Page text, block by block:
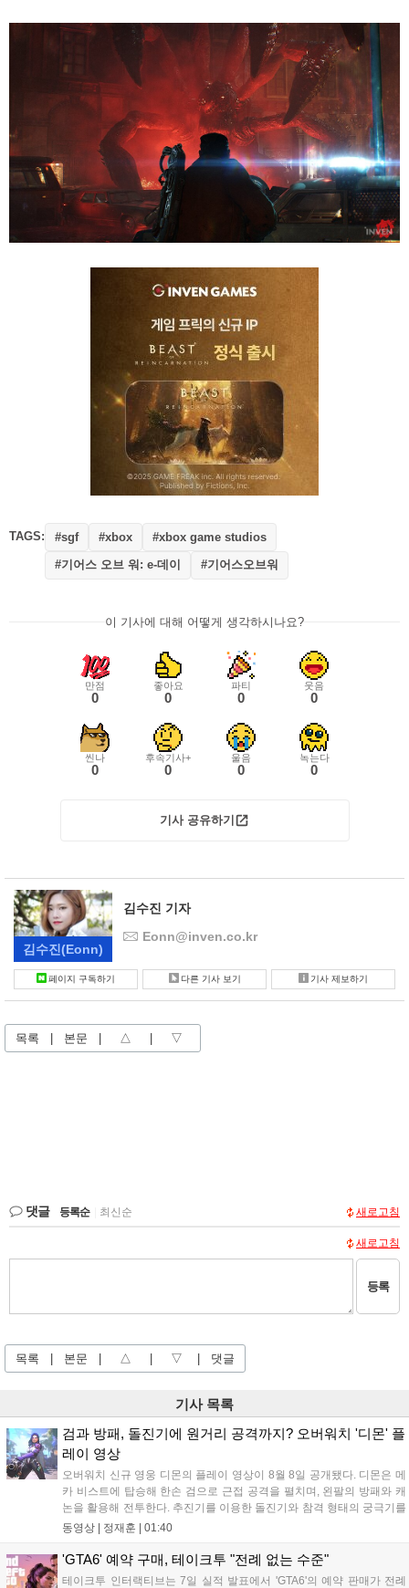
TAGS: #sgf #xbox #xbox game studios
#기어스 오브 워: e-데이 #기어스오브워
이 기사에 대해 어떻게 생각하시나요?
만점
0
좋아요
0
파티
0
웃음
0
씬나
0
후속기사+
0
울음
0
녹는다
0
기사 공유하기
김수진(Eonn)
김수진 기자
Eonn@inven.co.kr
페이지 구독하기 다른 기사 보기 기사 제보하기
목록 | 본문 | △ | ▽
댓글 등록순 최신순 새로고침
새로고침
등록
목록 | 본문 | △ | ▽ | 댓글
기사 목록
검과 방패, 돌진기에 원거리 공격까지? 오버워치 '디몬' 플
레이 영상
오버워치 신규 영웅 디몬의 플레이 영상이 8월 8일 공개됐다. 디몬은 메
카 비스트에 탑승해 한손 검으로 근접 공격을 펼치며, 왼팔의 방패와 캐
논을 활용해 전투한다. 추진기를 이용한 돌진기와 참격 형태의 궁극기를
보유했고, 메카 파괴 시 맨몸으로 기관총을 사용하는 특징이 있다. 디몬
출시될 예정이다....
동영상 | 정재훈 | 01:40
'GTA6' 예약 구매, 테이크투 "전례 없는 수준"
테이크투 인터랙티브는 7일 실적 발표에서 'GTA6'의 예약 판매가 전례